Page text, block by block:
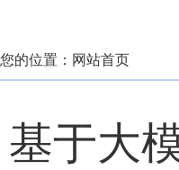
您的位置： 网站首页
基于大